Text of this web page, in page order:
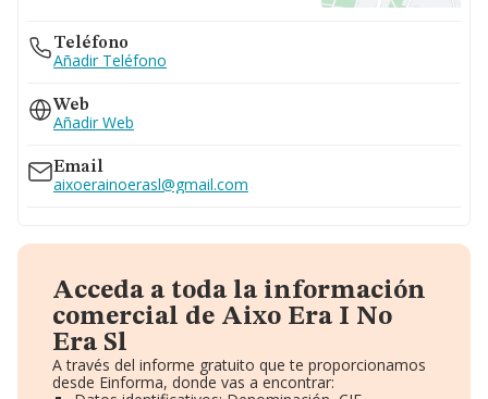
Teléfono
Añadir Teléfono
Web
Añadir Web
Email
aixoerainoerasl@gmail.com
Acceda a toda la información
comercial de Aixo Era I No
Era Sl
A través del informe gratuito que te proporcionamos
desde Einforma, donde vas a encontrar: